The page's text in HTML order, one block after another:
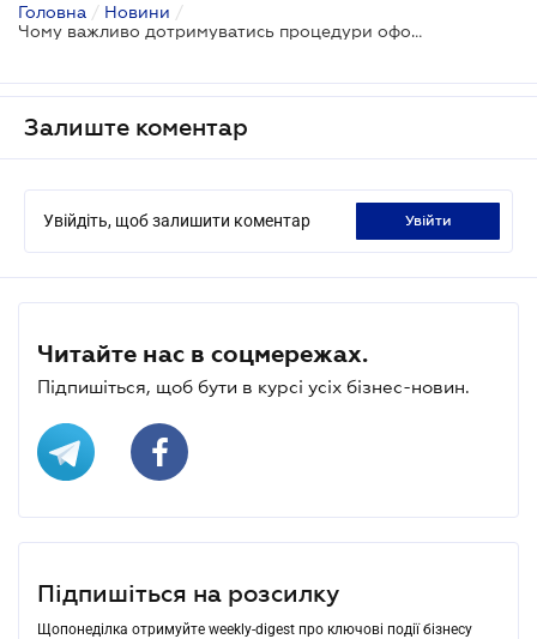
Головна / Новини /
Чому важливо дотримуватись процедури оформлення земельної ділянки?
Залиште коментар
Увійдіть, щоб залишити коментар увійти
Читайте нас в соцмережах.
Підпишіться, щоб бути в курсі усіх бізнес-новин.
Підпишіться на розсилку
Щопонеділка отримуйте weekly-digest про ключові події бізнесу